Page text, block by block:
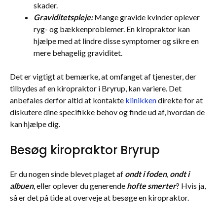
skader.
Graviditetspleje:Mange gravide kvinder oplever
ryg- og bækkenproblemer. En kiropraktor kan
hjælpe med at lindre disse symptomer og sikre en
mere behagelig graviditet.
Det er vigtigt at bemærke, at omfanget af tjenester, der
tilbydes af en kiropraktor i Bryrup, kan variere. Det
anbefales derfor altid at kontakte klinikkendirekte for at
diskutere dine specifikke behov og finde ud af, hvordan de
kan hjælpe dig.
Besøg kiropraktor Bryrup
Er du nogen sinde blevet plaget af ondt i foden, ondt i
albuen, eller oplever du generende hofte smerter? Hvis ja,
så er det på tide at overveje at besøge en kiropraktor.